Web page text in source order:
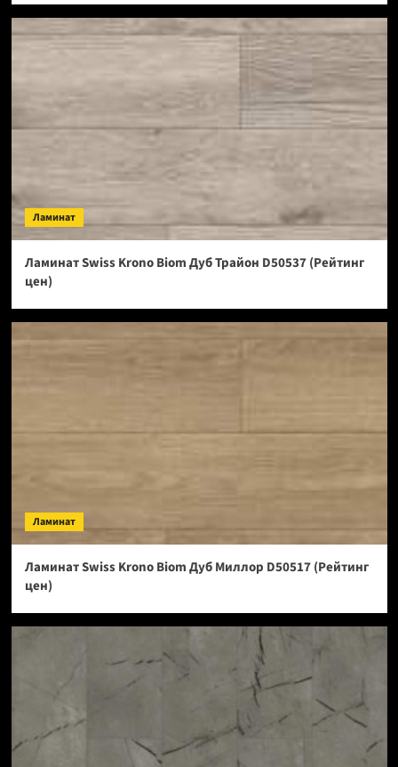
Ламинат
Ламинат Swiss Krono Biom Дуб Трайон D50537 (Рейтинг
цен)
Ламинат
Ламинат Swiss Krono Biom Дуб Миллор D50517 (Рейтинг
цен)